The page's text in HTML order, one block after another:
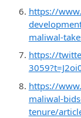
https://
maliwal-
https://
https://
maliwal-
tenure/